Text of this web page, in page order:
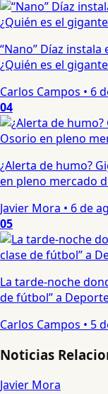
“Nano” Díaz
¿Quién es el
Carlos Campos • 6
04
¿Alerta de humo?
en pleno mercado
Javier Mora • 6 de
05
La tarde-noche
de fútbol” a
Carlos Campos • 5
Noticias
Javier Mora